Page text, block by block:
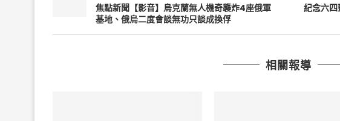
焦點新聞【影音】烏克蘭無人機奇襲炸4座俄軍
基地、俄烏二度會談無功只談成換俘
紀念六
相關報導